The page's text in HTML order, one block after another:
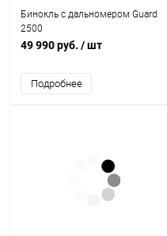
Бинокль с дальномером Guard
2500
49 990 руб. / шт
Подробнее